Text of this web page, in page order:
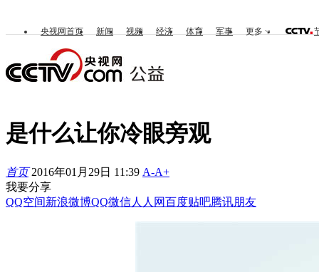
央视网首页 新闻 视频 经济 体育 军事 更多
是什么让你冷眼旁观
首页 2016年01月29日 11:39 A-A+
我要分享
QQ空间新浪微博QQ微信人人网百度贴吧腾讯朋友